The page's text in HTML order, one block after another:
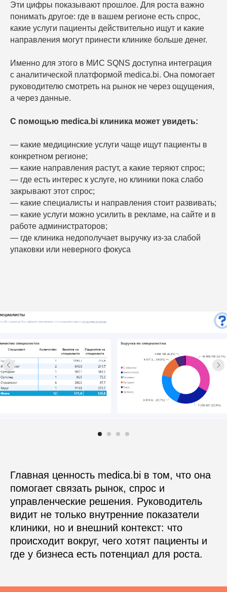
Эти цифры показывают прошлое. Для роста важно
понимать другое: где в вашем регионе есть спрос,
какие услуги пациенты действительно ищут и какие
направления могут принести клинике больше денег.
Именно для этого в МИС SQNS доступна интеграция
с аналитической платформой medica.bi. Она помогает
руководителю смотреть на рынок не через ощущения,
а через данные.
С помощью medica.bi клиника может увидеть:
— какие медицинские услуги чаще ищут пациенты в
конкретном регионе;
— какие направления растут, а какие теряют спрос;
— где есть интерес к услуге, но клиники пока слабо
закрывают этот спрос;
— какие специалисты и направления стоит развивать;
— какие услуги можно усилить в рекламе, на сайте и в
работе администраторов;
— где клиника недополучает выручку из-за слабой
упаковки или неверного фокуса
Главная ценность medica.bi в том, что она
помогает связать рынок, спрос и
управленческие решения. Руководитель
видит не только внутренние показатели
клиники, но и внешний контекст: что
происходит вокруг, чего хотят пациенты и
где у бизнеса есть потенциал для роста.
+7
Я согласен с правилами политики
Я согласен получать рассылку
клиники
ЕГИСЗ
Приложение для сотрудников
Мессенджеры и СМС-рассылки
Программы лояльности
Электронные рецепты
Глазная формула
Система управления
Демо-доступ
Дневники приемов
Зарплата
Карта косметолога
Интеграции
ВОЗМОЖНОСТИ
О компании
Карьера
КОМПАНИЯ